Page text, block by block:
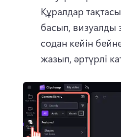
Құралдар
басып, визуалды
содан кейін
жазып, әртүрлі